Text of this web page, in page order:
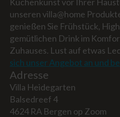
unseren villa@home
genießen Sie Frühstück,
gemütlichen Drink im
Zuhauses. Lust auf etwas
sich unser Angebot an und
Adresse
Villa Heidegarten
Balsedreef 4
4624 RA Bergen op Zoom